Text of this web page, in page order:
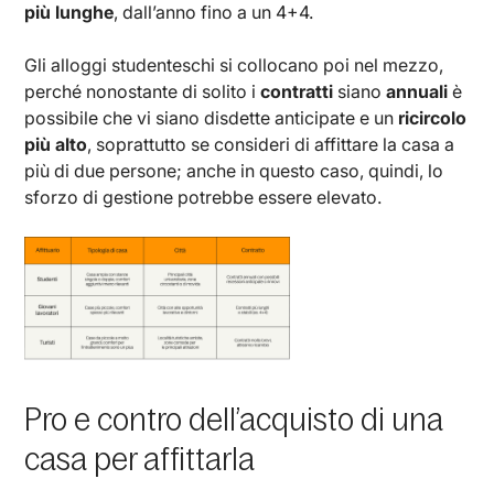
più lunghe, dall’anno fino a un 4+4.
Gli alloggi studenteschi si collocano poi nel mezzo,
perché nonostante di solito icontratti siano annuali è
possibile che vi siano disdette anticipate e un ricircolo
più alto, soprattutto se consideri di affittare la casa a
più di due persone; anche in questo caso, quindi, lo
sforzo di gestione potrebbe essere elevato.
Pro e contro dell’acquisto di una
casa per affittarla